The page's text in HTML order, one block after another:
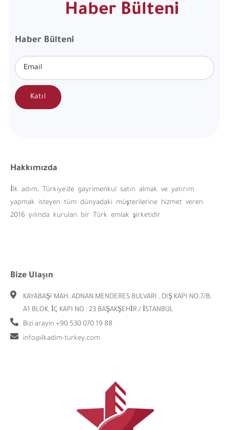
Haber Bülteni
Haber Bülteni
Katıl
Hakkımızda
İlk adım, Türkiye’de gayrimenkul satın almak ve yatırım
yapmak isteyen tüm dünyadaki müşterilerine hizmet veren
2016 yılında kurulan bir Türk emlak şirketidir
Bize Ulaşın
KAYABAŞI MAH. ADNAN MENDERES BULVARI , DIŞ KAPI NO:7/B,
A1 BLOK, İÇ KAPI NO : 23 BAŞAKŞEHİR / İSTANBUL
Bizi arayin +90 530 070 19 88
info@ilkadim-turkey.com